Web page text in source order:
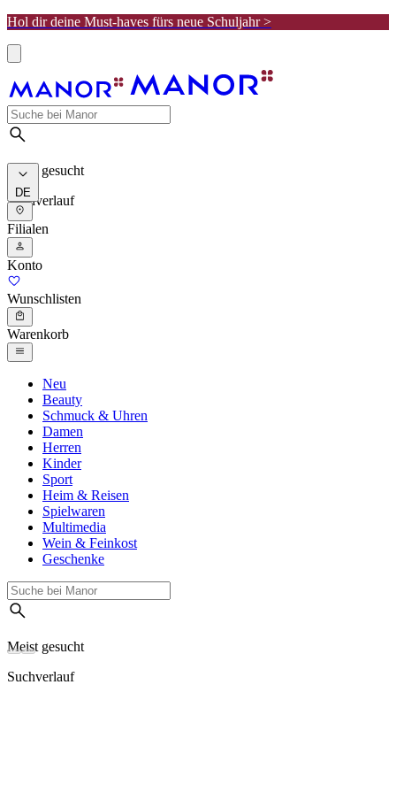
Hol dir deine Must-haves fürs neue Schuljahr >
Meist gesucht
Suchverlauf
DE
Filialen
Konto
Wunschlisten
Warenkorb
Neu
Beauty
Schmuck & Uhren
Damen
Herren
Kinder
Sport
Heim & Reisen
Spielwaren
Multimedia
Wein & Feinkost
Geschenke
Meist gesucht
Suchverlauf